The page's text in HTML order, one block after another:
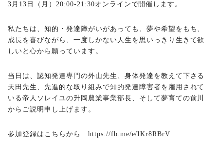
3月13日（月）20:00-21:30オンラインで開催します。
私たちは、知的・発達障がいがあっても、夢や希望をもち、
成長を喜びながら、一度しかない人生を思いっきり生きて欲
しいと心から願っています。
当日は、認知発達専門の外山先生、身体発達を教えて下さる
天田先生、先進的な取り組みで知的発達障害者を雇用されて
いる帝人ソレイユの升岡農業事業部長、そして夢育ての前川
からご説明申し上げます。
参加登録はこちらから https://fb.me/e/IKr8RBrV